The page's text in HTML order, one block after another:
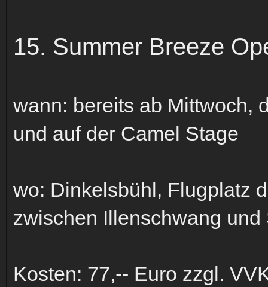
15. Summer Breeze
wann: bereits ab Mittwoch,
und auf der Camel Stage
wo: Dinkelsbühl, Flugplatz
zwischen Illenschwang und
Kosten: 77,-- Euro zzgl.